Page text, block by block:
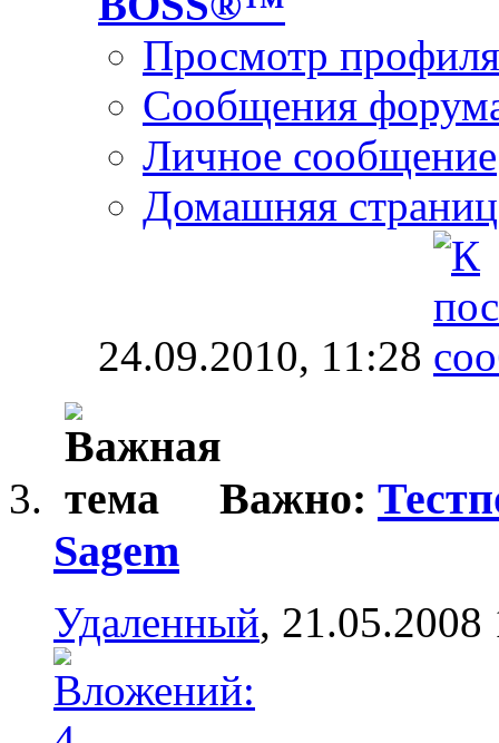
Просмотр профиля
Сообщения
Личное сообщение
Домашняя
24.09.2010, 11:28
Важно:
Sagem
Удаленный, 21.05.2008